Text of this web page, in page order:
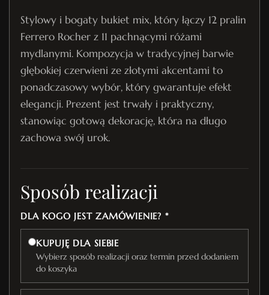
Stylowy i bogaty bukiet mix, który łączy 12 pralin
Ferrero Rocher z 11 pachnącymi różami
mydlanymi. Kompozycja w tradycyjnej barwie
głębokiej czerwieni ze złotymi akcentami to
ponadczasowy wybór, który gwarantuje efekt
elegancji. Prezent jest trwały i praktyczny,
stanowiąc gotową dekorację, która na długo
zachowa swój urok.
Sposób realizacji
DLA KOGO JEST ZAMÓWIENIE? *
KUPUJĘ DLA SIEBIE
Wybierz sposób realizacji oraz termin przed dodaniem
do koszyka